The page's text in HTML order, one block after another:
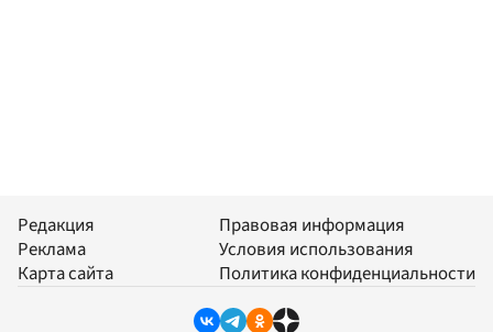
Редакция
Реклама
Карта сайта
Правовая информация
Условия использования
Политика конфиденциальности